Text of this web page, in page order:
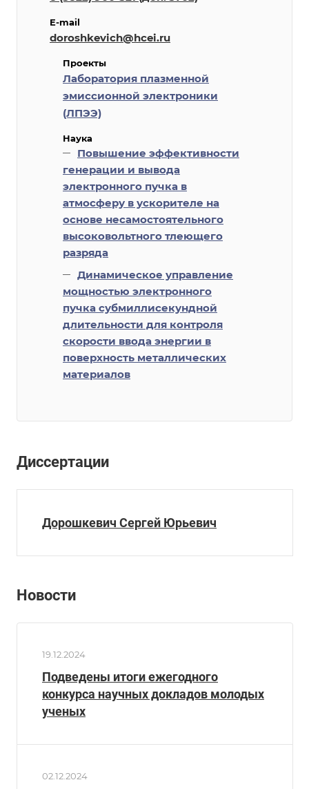
E-mail
doroshkevich@hcei.ru
Проекты
Лаборатория плазменной
эмиссионной электроники
(ЛПЭЭ)
Наука
Повышение эффективности
генерации и вывода
электронного пучка в
атмосферу в ускорителе на
основе несамостоятельного
высоковольтного тлеющего
разряда
Динамическое управление
мощностью электронного
пучка субмиллисекундной
длительности для контроля
скорости ввода энергии в
поверхность металлических
материалов
Диссертации
Дорошкевич Сергей Юрьевич
Новости
19.12.2024
Подведены итоги ежегодного
конкурса научных докладов молодых
ученых
02.12.2024